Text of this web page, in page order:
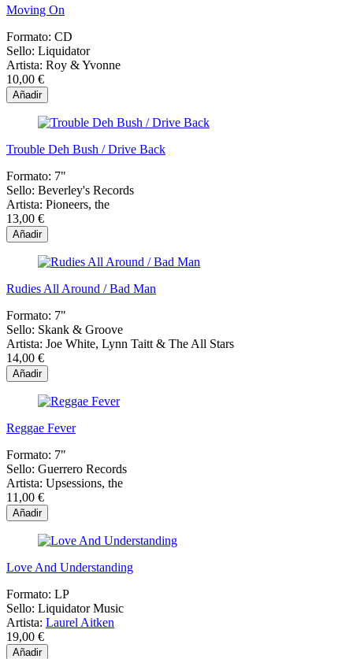
Moving On
Formato: CD
Sello: Liquidator
Artista: Roy & Yvonne
10,00 €
Añadir
Trouble Deh Bush / Drive Back
Formato: 7"
Sello: Beverley's Records
Artista: Pioneers, the
13,00 €
Añadir
Rudies All Around / Bad Man
Formato: 7"
Sello: Skank & Groove
Artista: Joe White, Lynn Taitt & The All Stars
14,00 €
Añadir
Reggae Fever
Formato: 7"
Sello: Guerrero Records
Artista: Upsessions, the
11,00 €
Añadir
Love And Understanding
Formato: LP
Sello: Liquidator Music
Artista: Laurel Aitken
19,00 €
Añadir